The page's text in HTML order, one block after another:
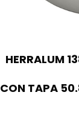
HERRALUM
CON TAPA